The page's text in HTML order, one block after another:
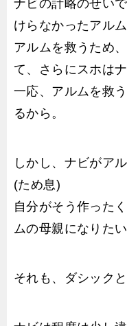
ナビの計略のせい
けらなかったアルム
アルムを救うため
て、さらにスホは
一応、アルムを救
るから。
しかし、ナビがア
(ため息)
自分がそう作った
ムの母親になりた
それも、ダシック